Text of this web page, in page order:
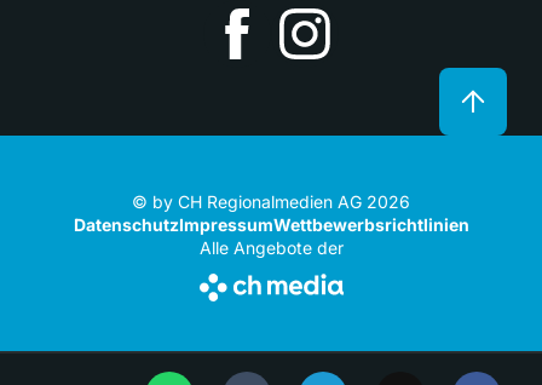
© by CH Regionalmedien AG 2026
DatenschutzImpressumWettbewerbsrichtlinien
Alle Angebote der